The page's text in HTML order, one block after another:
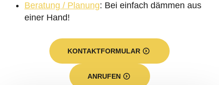
Beratung / Planung: Bei einfach dämmen aus
einer Hand!
KONTAKTFORMULAR
ANRUFEN